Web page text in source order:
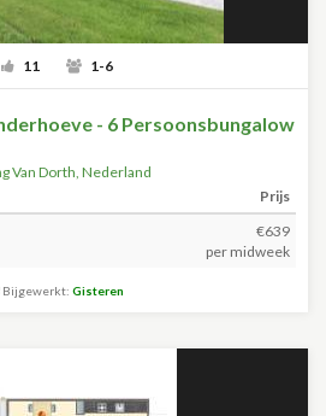
11 1-6
- 6 Persoonsbungalow
Van Dorth, Nederland
Prijs
€639
per midweek
Bijgewerkt: Gisteren